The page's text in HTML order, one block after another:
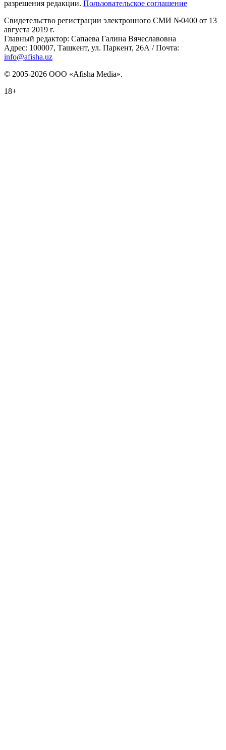
разрешения редакции. Пользовательское соглашение
Свидетельство регистрации электронного СМИ №0400 от 13
августа 2019 г.
Главный редактор: Сапаева Галина Вячеславовна
Адрес: 100007, Ташкент, ул. Паркент, 26А / Почта:
info@afisha.uz
© 2005-2026 ООО «Afisha Media».
18+